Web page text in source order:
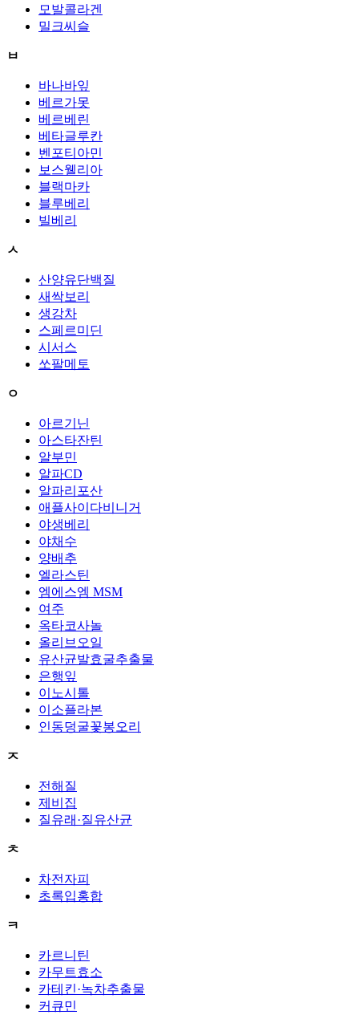
모발콜라겐
밀크씨슬
ㅂ
바나바잎
베르가못
베르베린
베타글루칸
벤포티아민
보스웰리아
블랙마카
블루베리
빌베리
ㅅ
산양유단백질
새싹보리
생강차
스페르미딘
시서스
쏘팔메토
ㅇ
아르기닌
아스타잔틴
알부민
알파CD
알파리포산
애플사이다비니거
야생베리
야채수
양배추
엘라스틴
엠에스엠 MSM
여주
옥타코사놀
올리브오일
유산균발효굴추출물
은행잎
이노시톨
이소플라본
인동덩굴꽃봉오리
ㅈ
전해질
제비집
질유래·질유산균
ㅊ
차전자피
초록입홍합
ㅋ
카르니틴
카무트효소
카테킨·녹차추출물
커큐민